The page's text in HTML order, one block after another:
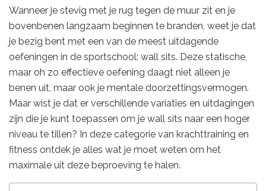
Wanneer je stevig met je rug tegen de muur zit en je
bovenbenen langzaam beginnen te branden, weet je dat
je bezig bent met een van de meest uitdagende
oefeningen in de sportschool: wall sits. Deze statische,
maar oh zo effectieve oefening daagt niet alleen je
benen uit, maar ook je mentale doorzettingsvermogen.
Maar wist je dat er verschillende variaties en uitdagingen
zijn die je kunt toepassen om je wall sits naar een hoger
niveau te tillen? In deze categorie van krachttraining en
fitness ontdek je alles wat je moet weten om het
maximale uit deze beproeving te halen.